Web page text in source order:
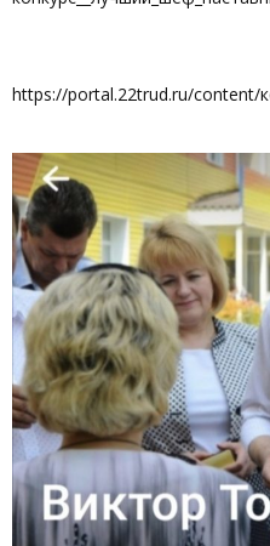
https://portal.22trud.ru/content/